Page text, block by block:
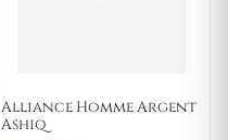
Alliance Homme Argent
Ashiq